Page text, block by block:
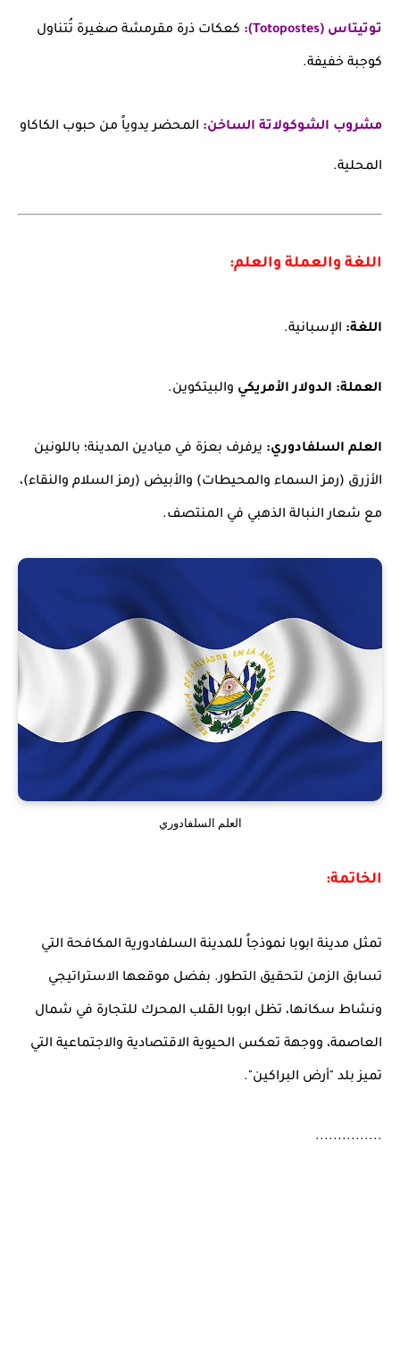
توتيتاس (Totopostes): كعكات ذرة مقرمشة صغيرة تُتناول
كوجبة خفيفة.
مشروب الشوكولاتة الساخن: المحضر يدوياً من حبوب الكاكاو
المحلية.
اللغة والعملة والعلم:
اللغة: الإسبانية.
العملة: الدولار الأمريكي والبيتكوين.
العلم السلفادوري: يرفرف بعزة في ميادين المدينة؛ باللونين
الأزرق (رمز السماء والمحيطات) والأبيض (رمز السلام والنقاء)،
مع شعار النبالة الذهبي في المنتصف.
العلم السلفادوري
الخاتمة:
تمثل مدينة ابوبا نموذجاً للمدينة السلفادورية المكافحة التي
تسابق الزمن لتحقيق التطور. بفضل موقعها الاستراتيجي
ونشاط سكانها، تظل ابوبا القلب المحرك للتجارة في شمال
العاصمة، ووجهة تعكس الحيوية الاقتصادية والاجتماعية التي
تميز بلد "أرض البراكين".
...............